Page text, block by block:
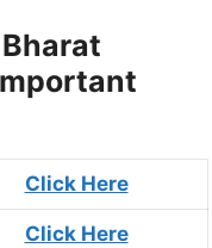
Click Here
Click Here